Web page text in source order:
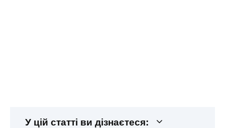
У цій статті ви дізнаєтеся: